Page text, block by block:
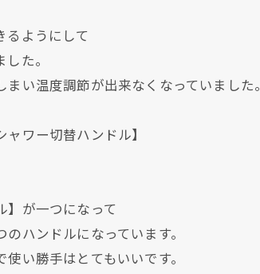
るようにして
た。
い温度調節が出来なくなっていました。
ワー切替ハンドル】
】が一つになって
ハンドルになっています。
い勝手はとてもいいです。